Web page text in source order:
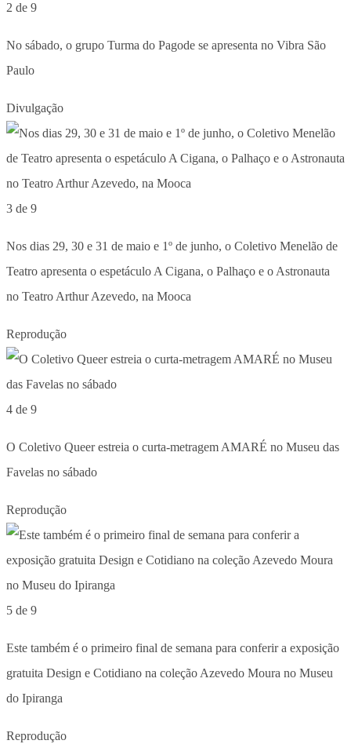
2 de 9
No sábado, o grupo Turma do Pagode se apresenta no Vibra São
Paulo
Divulgação
3 de 9
Nos dias 29, 30 e 31 de maio e 1º de junho, o Coletivo Menelão de
Teatro apresenta o espetáculo A Cigana, o Palhaço e o Astronauta
no Teatro Arthur Azevedo, na Mooca
Reprodução
4 de 9
O Coletivo Queer estreia o curta-metragem AMARÉ no Museu das
Favelas no sábado
Reprodução
5 de 9
Este também é o primeiro final de semana para conferir a exposição
gratuita Design e Cotidiano na coleção Azevedo Moura no Museu
do Ipiranga
Reprodução